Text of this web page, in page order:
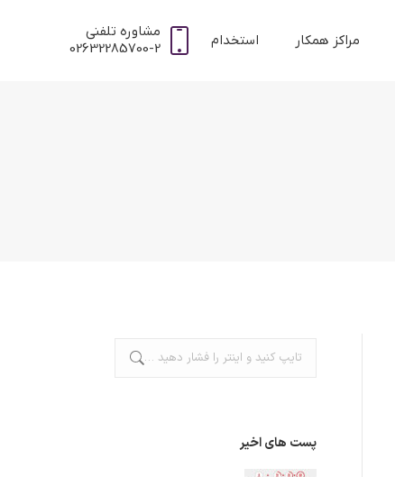
مراکز همکار استخدام
مشاوره تلفنی
02632285700-2
جستجو:
پست های اخیر